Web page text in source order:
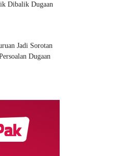
Dibalik Dugaan
Jadi Sorotan
Dugaan